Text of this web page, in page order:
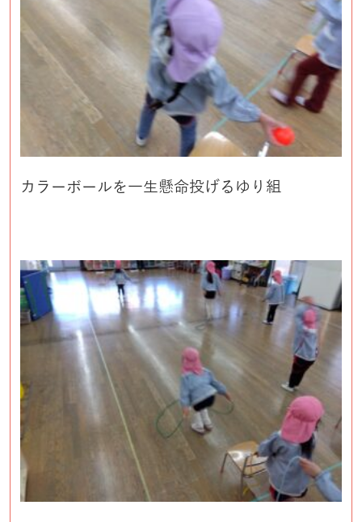
カラーボールを一生懸命投げるゆり組